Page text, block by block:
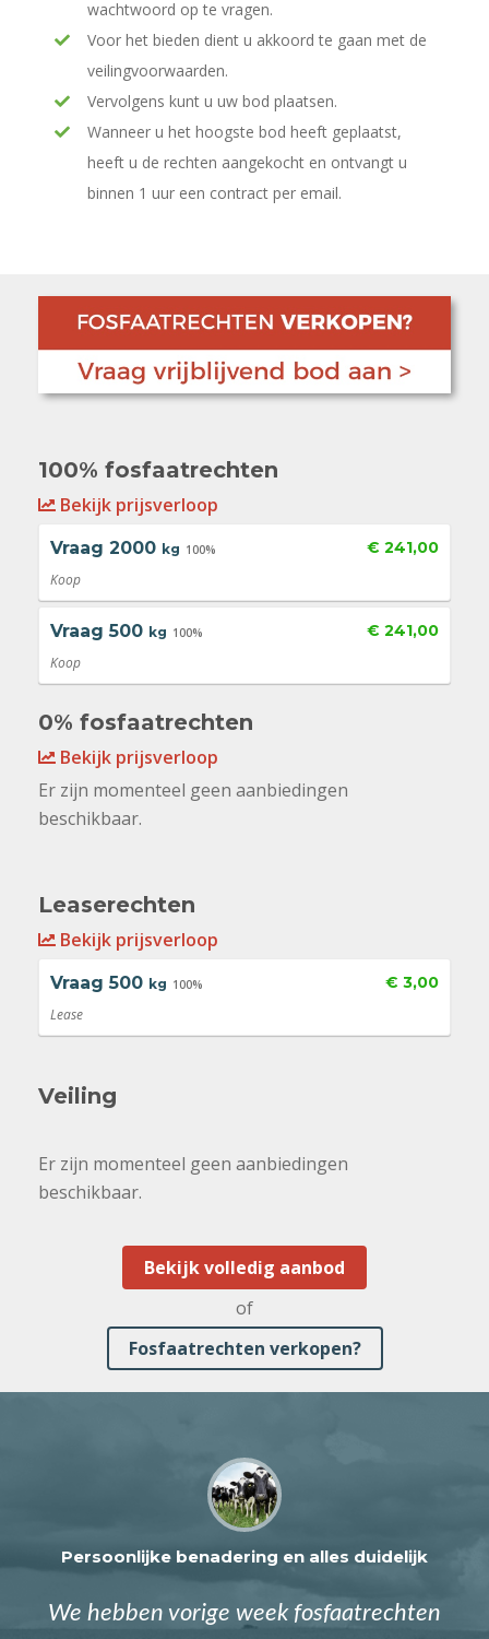
wachtwoord op te vragen.
Voor het bieden dient u akkoord te gaan met de
veilingvoorwaarden.
Vervolgens kunt u uw bod plaatsen.
Wanneer u het hoogste bod heeft geplaatst,
heeft u de rechten aangekocht en ontvangt u
binnen 1 uur een contract per email.
100% fosfaatrechten
Bekijk prijsverloop
Vraag 2000 kg 100% € 241,00
Koop
Vraag 500 kg 100% € 241,00
Koop
0% fosfaatrechten
Bekijk prijsverloop
Er zijn momenteel geen aanbiedingen
beschikbaar.
Leaserechten
Bekijk prijsverloop
Vraag 500 kg 100% € 3,00
Lease
Veiling
Er zijn momenteel geen aanbiedingen
beschikbaar.
Bekijk volledig aanbod
of
Fosfaatrechten verkopen?
Persoonlijke benadering en alles duidelijk
We hebben vorige week fosfaatrechten